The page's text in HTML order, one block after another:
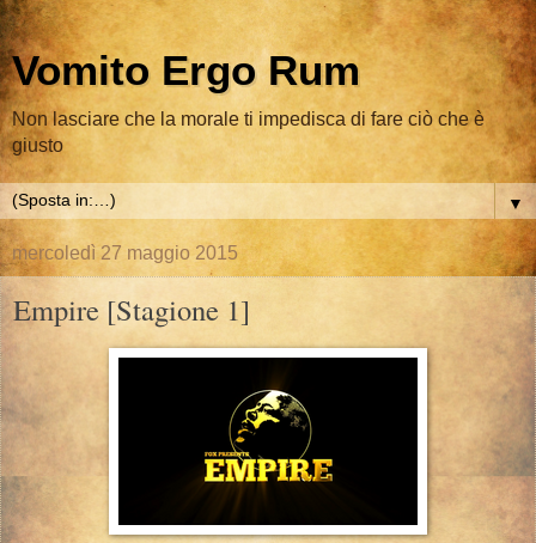
Vomito Ergo Rum
Non lasciare che la morale ti impedisca di fare ciò che è
giusto
▼
mercoledì 27 maggio 2015
Empire [Stagione 1]